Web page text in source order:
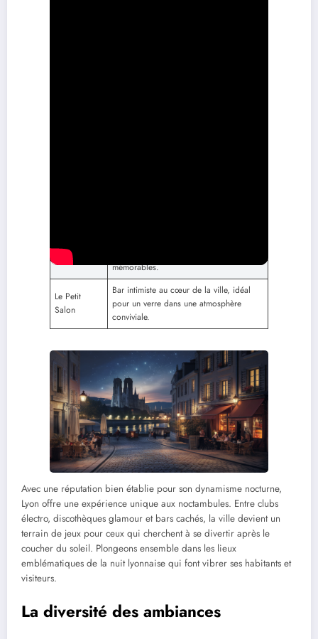
Lyon
Underground
mémorables.
Le Petit
Salon
Bar intimiste au cœur de la ville, idéal
pour un verre dans une atmosphère
conviviale.
Avec une réputation bien établie pour son dynamisme nocturne,
Lyon offre une expérience unique aux noctambules. Entre clubs
électro, discothèques glamour et bars cachés, la ville devient un
terrain de jeux pour ceux qui cherchent à se divertir après le
coucher du soleil. Plongeons ensemble dans les lieux
emblématiques de la nuit lyonnaise qui font vibrer ses habitants et
visiteurs.
La diversité des ambiances